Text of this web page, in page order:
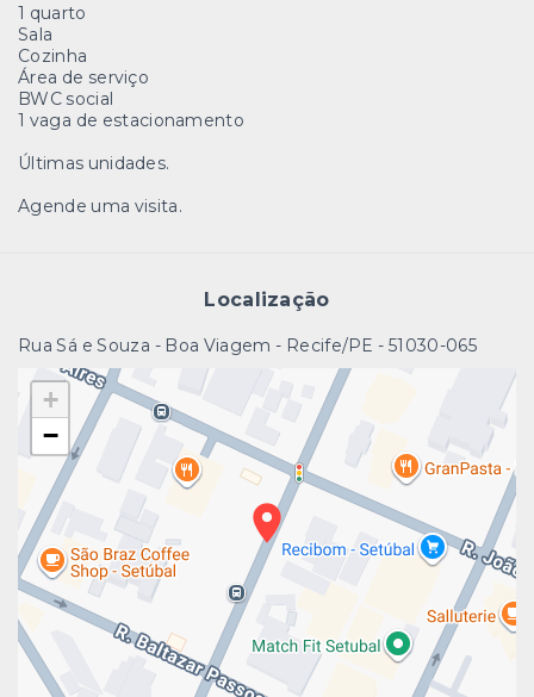
1 quarto
Sala
Cozinha
Área de serviço
BWC social
1 vaga de estacionamento
Últimas unidades.
Agende uma visita.
Localização
Rua Sá e Souza - Boa Viagem - Recife/PE - 51030-065
+
−